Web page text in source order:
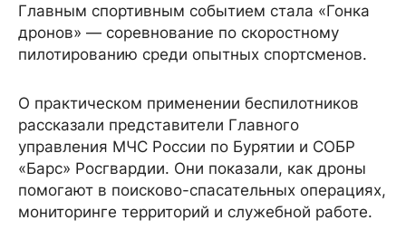
Главным спортивным событием стала «Гонка
дронов» — соревнование по скоростному
пилотированию среди опытных спортсменов.
О практическом применении беспилотников
рассказали представители Главного
управления МЧС России по Бурятии и СОБР
«Барс» Росгвардии. Они показали, как дроны
помогают в поисково-спасательных операциях,
мониторинге территорий и служебной работе.